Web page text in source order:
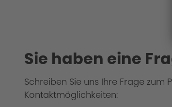
Cold Start Control
Sie haben eine
Schreiben Sie uns Ihre Frage
Kontaktmöglichkeiten: